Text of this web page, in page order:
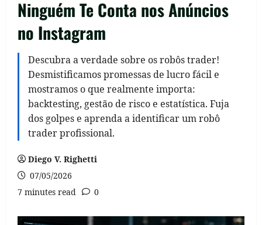
Ninguém Te Conta nos Anúncios
no Instagram
Descubra a verdade sobre os robôs trader!
Desmistificamos promessas de lucro fácil e
mostramos o que realmente importa:
backtesting, gestão de risco e estatística. Fuja
dos golpes e aprenda a identificar um robô
trader profissional.
Diego V. Righetti
07/05/2026
7 minutes read
0